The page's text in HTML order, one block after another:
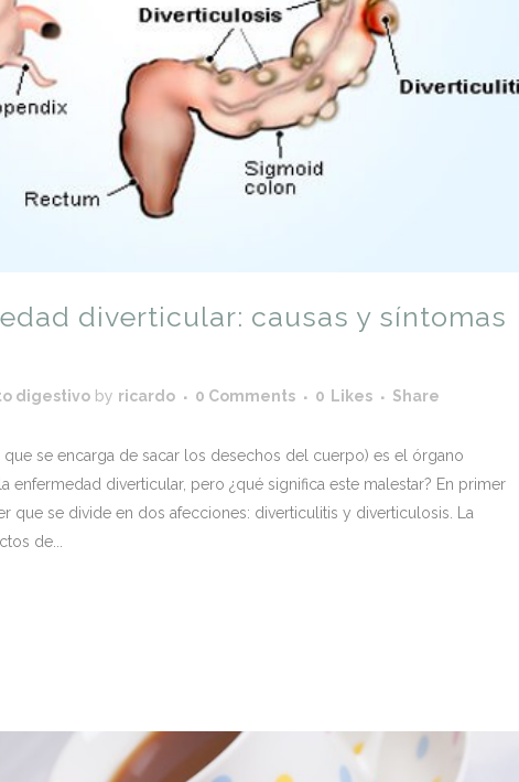
diverticular: causas y síntomas
digestivo by ricardo 0 Comments 0 Likes Share
se encarga de sacar los desechos del cuerpo) es el órgano
enfermedad diverticular, pero ¿qué significa este malestar? En primer
que se divide en dos afecciones: diverticulitis y diverticulosis. La
de...